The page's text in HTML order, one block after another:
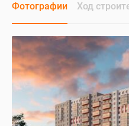
Фотографии Ход